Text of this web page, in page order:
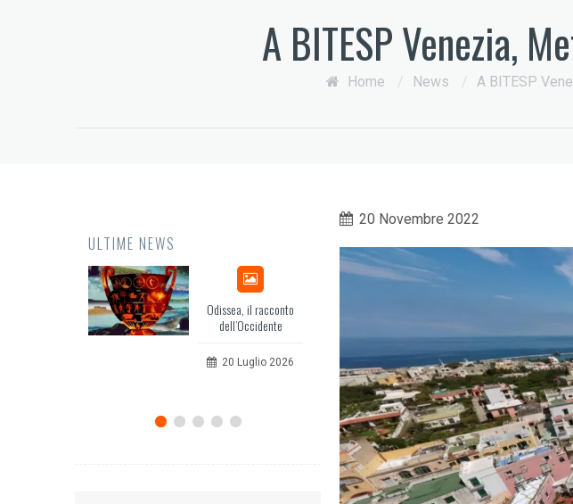
A BITESP Venezia,
Home / News / A BITESP
20 Novembre 2022
ULTIME NEWS
Odissea, il racconto
dell’Occidente
EuropCOM: digital kit
per l’ecosistema della
5 Giugno 2026